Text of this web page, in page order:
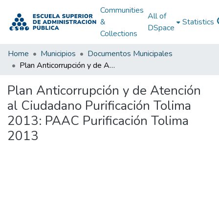
Communities
&
Collections
All of
DSpace
Statistics
Home Municipios
Documentos Municipales
Plan Anticorrupción y de Atención al Ciudadano Purificación Tolima 2013: PAAC Purificación Tolima 2013
Plan Anticorrupción y de Atención
al Ciudadano Purificación Tolima
2013: PAAC Purificación Tolima
2013